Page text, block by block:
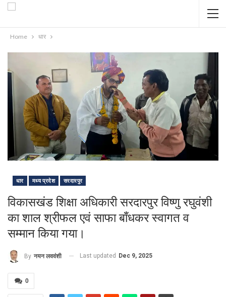
Home धार
धार मध्य प्रदेश सरदारपुर
विकासखंड शिक्षा अधिकारी सरदारपुर विष्णु रघुवंशी
का शाल श्रीफल एवं साफा बाँधकर स्वागत व
सम्मान किया गया।
By नयन लववंशी Last updated Dec 9, 2025
0